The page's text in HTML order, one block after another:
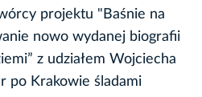
projektu "Baśnie na
nowo wydanej biografii
z udziałem Wojciecha
po Krakowie śladami